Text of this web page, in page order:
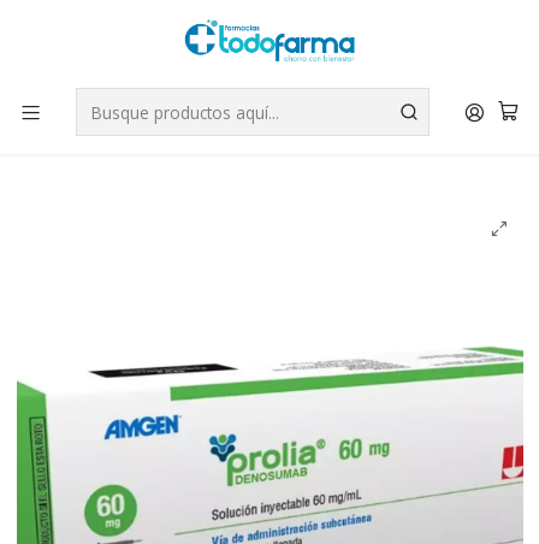
Tus compras tienen envío GRATIS por Rappi - Atención exclusiva
para Chile | WhatsApp +56
Leer más
Inicio Medicamentos
Prolia Denosumab 60 mg Inyectable 1 Jeringa prellenada.